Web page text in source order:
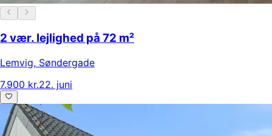
2 vær. lejlighed på 72 m²
Lemvig, Søndergade
7.900 kr.22. juni